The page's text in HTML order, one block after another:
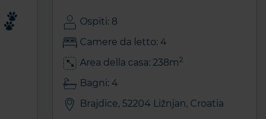
Ospiti: 8
Camere da letto: 4
Area della casa: 238m2
Bagni: 4
Brajdice, 52204 Ližnjan, Croatia